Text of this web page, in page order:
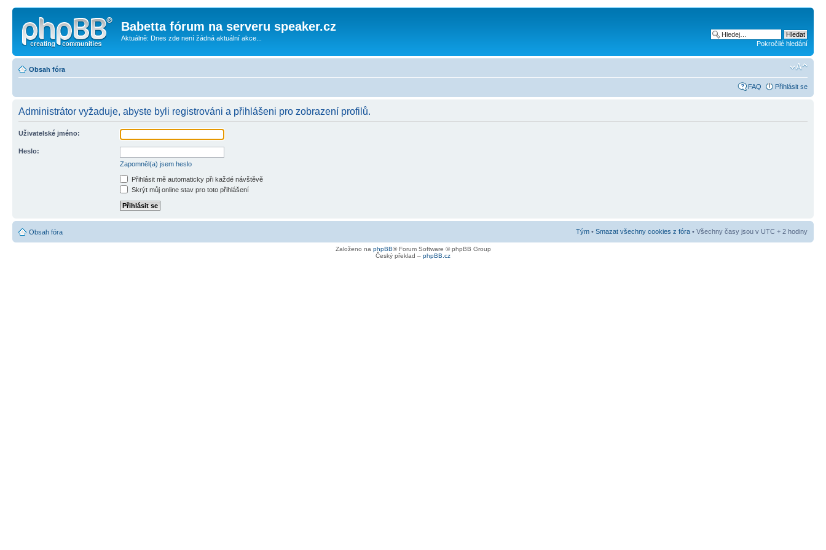
Babetta fórum na serveru speaker.cz
Aktuálně: Dnes zde není žádná aktuální akce...
Pokročilé hledání
Obsah fóra
FAQ Přihlásit se
Administrátor vyžaduje, abyste byli registrováni a přihlášeni pro zobrazení profilů.
Uživatelské jméno:
Heslo:
Zapomněl(a) jsem heslo
Přihlásit mě automaticky při každé návštěvě
Skrýt můj online stav pro toto přihlášení
Obsah fóra Tým • Smazat všechny cookies z fóra • Všechny časy jsou v UTC + 2 hodiny
Založeno na phpBB® Forum Software © phpBB Group
Český překlad – phpBB.cz